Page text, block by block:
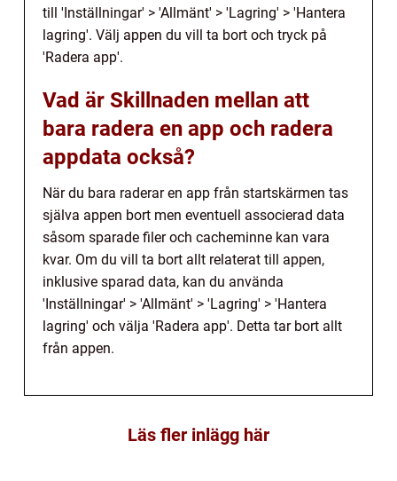
till 'Inställningar' > 'Allmänt' > 'Lagring' > 'Hantera
lagring'. Välj appen du vill ta bort och tryck på
'Radera app'.
Vad är Skillnaden mellan att
bara radera en app och radera
appdata också?
När du bara raderar en app från startskärmen tas
själva appen bort men eventuell associerad data
såsom sparade filer och cacheminne kan vara
kvar. Om du vill ta bort allt relaterat till appen,
inklusive sparad data, kan du använda
'Inställningar' > 'Allmänt' > 'Lagring' > 'Hantera
lagring' och välja 'Radera app'. Detta tar bort allt
från appen.
Läs fler inlägg här